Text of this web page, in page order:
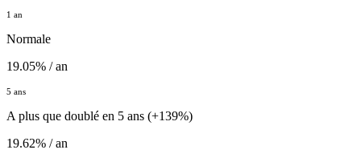
1 an
Normale
19.05% / an
5 ans
A plus que doublé en 5 ans (+139%)
19.62% / an